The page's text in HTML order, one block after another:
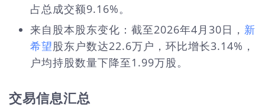
占总成交额9.16%。
来自股本股东变化：截至2026年4月30日， 新
希望股东户数达22.6万户，环比增长3.14%，
户均持股数量下降至1.99万股。
交易信息汇总